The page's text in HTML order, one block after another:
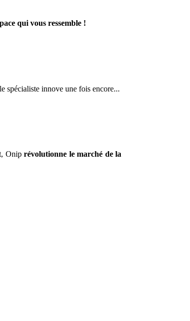
qui vous ressemble !
spécialiste innove une fois encore...
Oniprévolutionne le marché de la